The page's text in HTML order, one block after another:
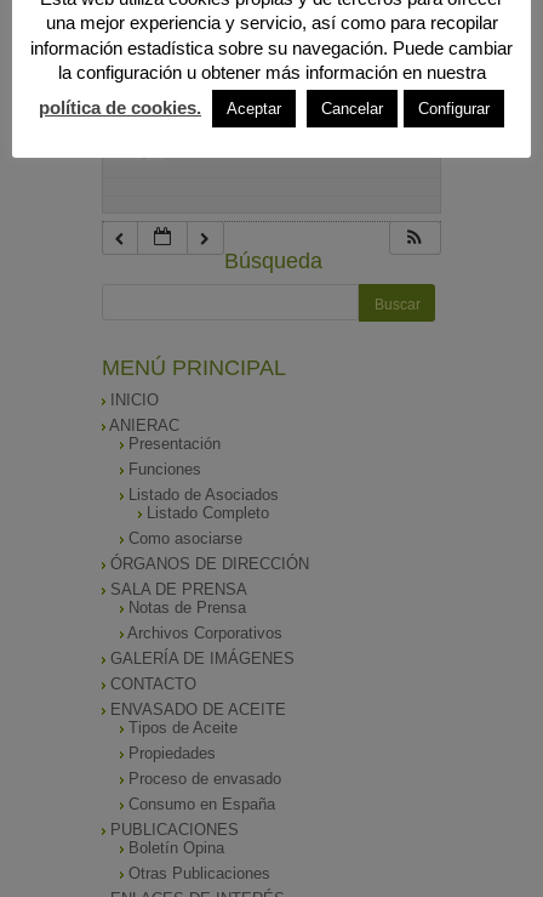
9:00 pm
10:00 pm
Búsqueda
MENÚ PRINCIPAL
INICIO
ANIERAC
Presentación
Funciones
Listado de Asociados
Listado Completo
Como asociarse
ÓRGANOS DE DIRECCIÓN
SALA DE PRENSA
Notas de Prensa
Archivos Corporativos
GALERÍA DE IMÁGENES
CONTACTO
ENVASADO DE ACEITE
Tipos de Aceite
Propiedades
Proceso de envasado
Consumo en España
PUBLICACIONES
Boletín Opina
Otras Publicaciones
una mejor experiencia y servicio, así como para recopilar
información estadística sobre su navegación. Puede cambiar
la configuración u obtener más información en nuestra
política de cookies.
Aceptar Cancelar Configurar